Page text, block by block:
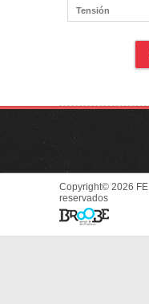
Tensión
Copyright© 2026
reservados